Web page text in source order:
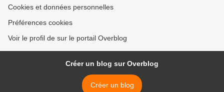
Cookies et données personnelles
Préférences cookies
Voir le profil de sur le portail Overblog
Créer un blog sur Overblog
Créer un blog